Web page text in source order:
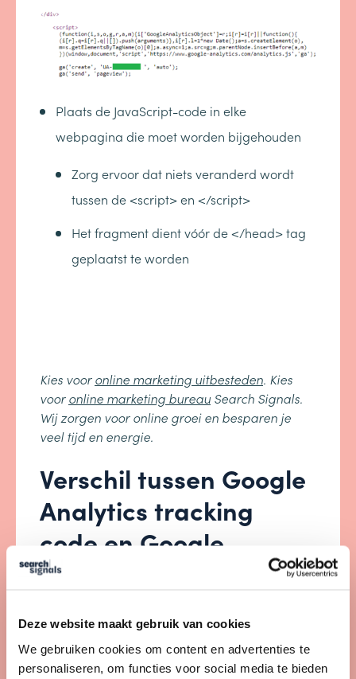
Deze website maakt gebruik van cookies
We gebruiken cookies om content en advertenties te
personaliseren, om functies voor social media te bieden
Plaats de JavaScript-code in elke
webpagina die moet worden bijgehouden
Zorg ervoor dat niets veranderd wordt
tussen de <script> en </script>
Het fragment dient vóór de </head> tag
geplaatst te worden
Kies vooronline marketing uitbesteden. Kies
vooronline marketing bureau Search Signals.
Wij zorgen voor online groei en besparen je
veel tijd en energie.
Verschil tussen Google
Analytics tracking
code en Google
Analytics tracking ID
Google Analytics tracking code op diverse